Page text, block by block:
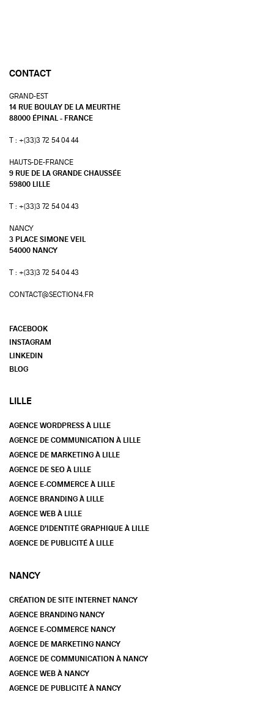
CONTACT
GRAND-EST
14 RUE BOULAY DE LA MEURTHE
88000 ÉPINAL - FRANCE
T : +(33)3 72 54 04 44
HAUTS-DE-FRANCE
9 RUE DE LA GRANDE CHAUSSÉE
59800 LILLE
T : +(33)3 72 54 04 43
NANCY
3 PLACE SIMONE VEIL
54000 NANCY
T : +(33)3 72 54 04 43
CONTACT@SECTION4.FR
FACEBOOK
INSTAGRAM
LINKEDIN
BLOG
LILLE
AGENCE WORDPRESS À LILLE
AGENCE DE COMMUNICATION À LILLE
AGENCE DE MARKETING À LILLE
AGENCE DE SEO À LILLE
AGENCE E-COMMERCE À LILLE
AGENCE BRANDING À LILLE
AGENCE WEB À LILLE
AGENCE D’IDENTITÉ GRAPHIQUE À LILLE
AGENCE DE PUBLICITÉ À LILLE
NANCY
CRÉATION DE SITE INTERNET NANCY
AGENCE BRANDING NANCY
AGENCE E-COMMERCE NANCY
AGENCE DE MARKETING NANCY
AGENCE DE COMMUNICATION À NANCY
AGENCE WEB À NANCY
AGENCE DE PUBLICITÉ À NANCY